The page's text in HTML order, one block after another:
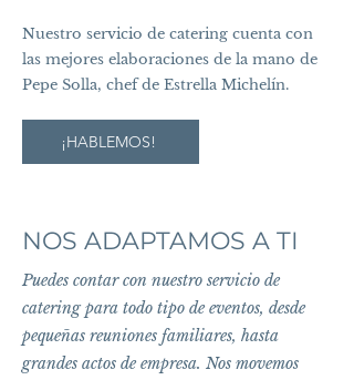
Nuestro servicio de catering cuenta con
las mejores elaboraciones de la mano de
Pepe Solla, chef de Estrella Michelín.
¡HABLEMOS!
NOS ADAPTAMOS A TI
Puedes contar con nuestro servicio de
catering para todo tipo de eventos, desde
pequeñas reuniones familiares, hasta
grandes actos de empresa. Nos movemos